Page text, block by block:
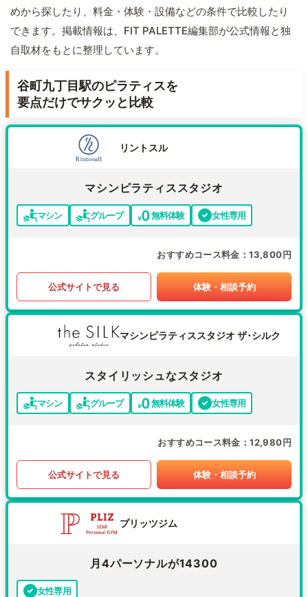
めから探したり、料金・体験・設備などの条件で比較したり
できます。掲載情報は、FIT PALETTE編集部が公式情報と独
自取材をもとに整理しています。
谷町九丁目駅のピラティスを
要点だけでサクッと比較
リントスル
マシンピラティススタジオ
マシン グループ 無料体験 女性専用
おすすめコース料金 13,800円
公式サイトで見る 体験・相談予約
マシンピラティススタジオ ザ･シルク
スタイリッシュなスタジオ
マシン グループ 無料体験 女性専用
おすすめコース料金 12,980円
公式サイトで見る 体験・相談予約
プリッツジム
月4パーソナルが14300
女性専用